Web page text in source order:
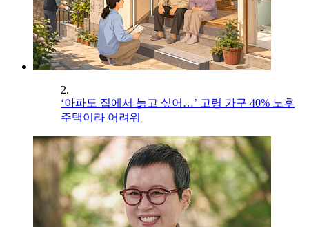
2.
‘아파도 집에서 늙고 싶어…’ 고령 가구 40% 노후
주택이라 어려워